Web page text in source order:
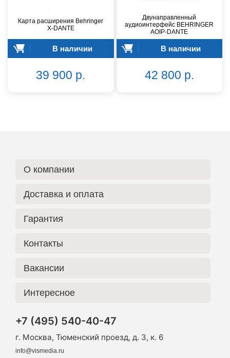
Карта расширения Behringer
X-DANTE
В наличии
39 900 р.
Двунаправленный
аудиоинтерфейс BEHRINGER
AOIP-DANTE
В наличии
42 800 р.
О компании
Доставка и оплата
Гарантия
Контакты
Вакансии
Интересное
+7 (495) 540-40-47
г. Москва, Тюменский проезд, д. 3, к. 6
info@vismedia.ru